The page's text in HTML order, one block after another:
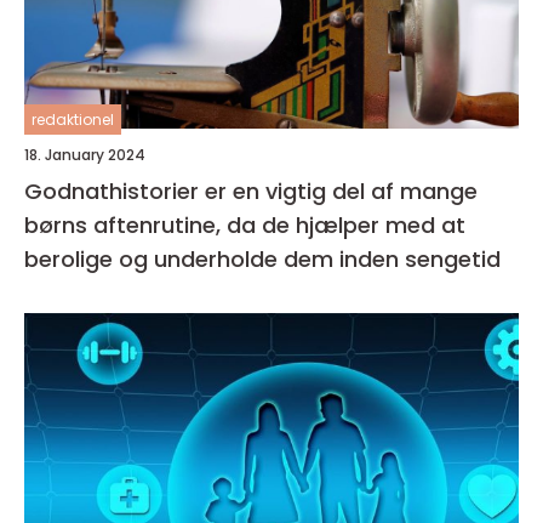
redaktionel
18. January 2024
Godnathistorier er en vigtig del af mange
børns aftenrutine, da de hjælper med at
berolige og underholde dem inden sengetid